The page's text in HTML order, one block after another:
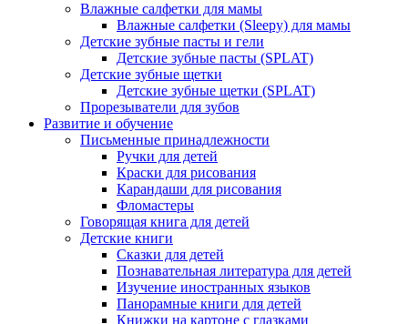
Влажные салфетки для мамы
Влажные салфетки (Sleepy) для мамы
Детские зубные пасты и гели
Детские зубные пасты (SPLAT)
Детские зубные щетки
Детские зубные щетки (SPLAT)
Прорезыватели для зубов
Развитие и обучение
Письменные принадлежности
Ручки для детей
Краски для рисования
Карандаши для рисования
Фломастеры
Говорящая книга для детей
Детские книги
Сказки для детей
Познавательная литература для детей
Изучение иностранных языков
Панорамные книги для детей
Книжки на картоне с глазками